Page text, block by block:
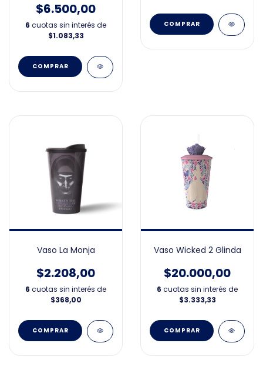
$6.500,00
6 cuotas sin interés de
$1.083,33
Vaso La Monja
$2.208,00
6 cuotas sin interés de
$368,00
Vaso Wicked 2 Glinda
$20.000,00
6 cuotas sin interés de
$3.333,33